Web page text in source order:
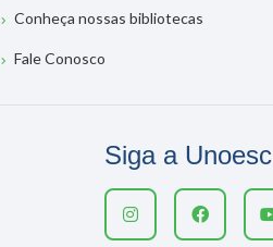
Conheça nossas bibliotecas
Fale Conosco
Siga a Unoesc